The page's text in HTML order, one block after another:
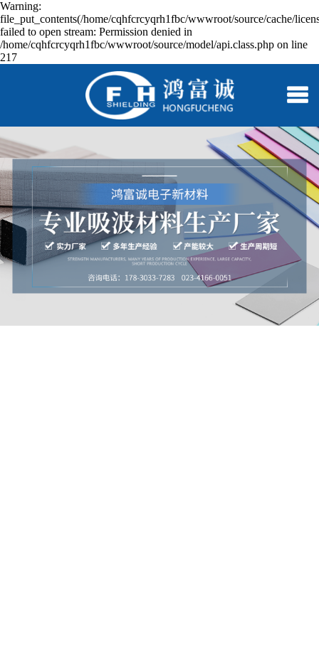
Warning:
file_put_contents(/home/cqhfcrcyqrh1fbc/wwwroot/source/cache/
failed to open stream: Permission denied in
/home/cqhfcrcyqrh1fbc/wwwroot/source/model/api.class.php on line
217